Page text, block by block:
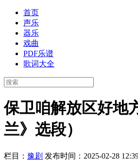
首页
声乐
器乐
戏曲
PDF乐谱
歌词大全
保卫咱解放区好地
兰》选段）
栏目： 豫剧 发布时间：2025-02-28